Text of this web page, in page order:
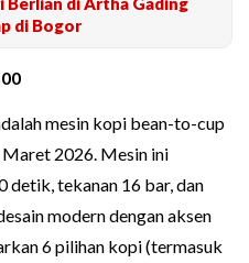
di Bogor
mesin kopi bean-to-cup
2026. Mesin ini
tekanan 16 bar, dan
modern dengan aksen
6 pilihan kopi (termasuk